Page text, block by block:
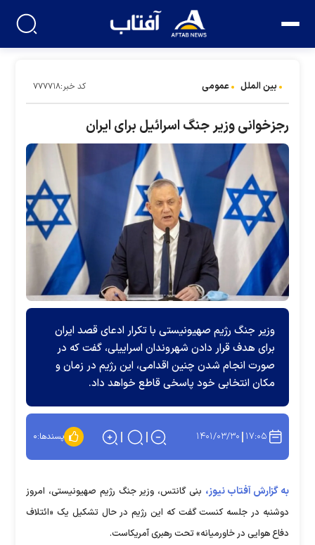
بین الملل عمومی کد خبر:۷۷۷۷۱۸
رجزخوانی وزیر جنگ اسرائیل برای ایران
وزیر جنگ رژیم صهیونیستی با تکرار ادعای قصد ایران
برای هدف قرار دادن شهروندان اسراییلی، گفت که در
صورت انجام شدن چنین اقدامی، این رژیم در زمان و
مکان انتخابی خود پاسخی قاطع خواهد داد.
۱۷:۰۵ ۱۴۰۱/۰۳/۳۰ پسندها:۰
به گزارش آفتاب نیوز، بنی گانتس، وزیر جنگ رژیم صهیونیستی، امروز
دوشنبه در جلسه کنست گفت که این رژیم در حال تشکیل یک «ائتلاف
دفاع هوایی در خاورمیانه» تحت رهبری آمریکاست.